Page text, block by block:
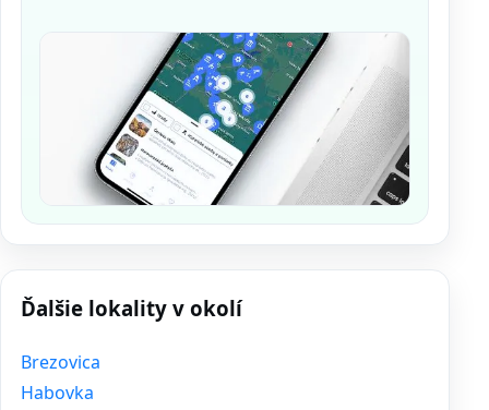
Ďalšie lokality v okolí
Brezovica
Habovka